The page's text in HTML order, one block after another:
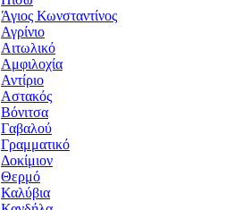
Άγιος Κωνσταντίνος
Αγρίνιο
Αιτωλικό
Αμφιλοχία
Αντίριο
Αστακός
Βόνιτσα
Γαβαλού
Γραμματικό
Δοκίμιον
Θερμό
Καλύβια